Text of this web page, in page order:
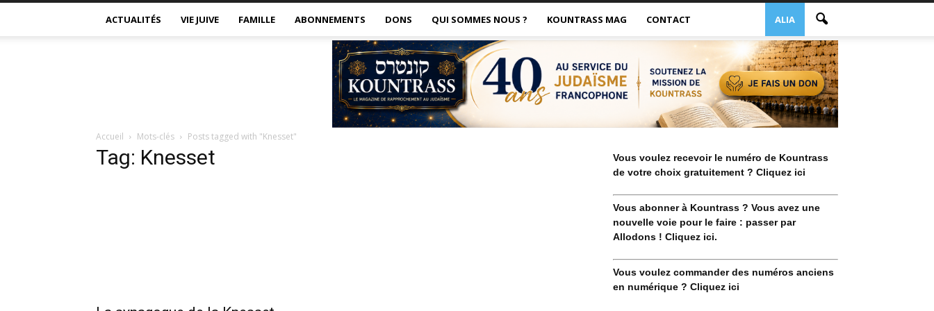
ACTUALITÉS VIE JUIVE FAMILLE ABONNEMENTS DONS ALIA
QUI SOMMES NOUS ? KOUNTRASS MAG CONTACT
Accueil Mots-clés Posts tagged with "Knesset"
Tag: Knesset
Vous voulez recevoir le numéro de Kountrass
de votre choix gratuitement ? Cliquez ici
Vous abonner à Kountrass ? Vous avez une
nouvelle voie pour le faire : passer par
Allodons ! Cliquez ici.
Vous voulez commander des numéros anciens
en numérique ? Cliquez ici